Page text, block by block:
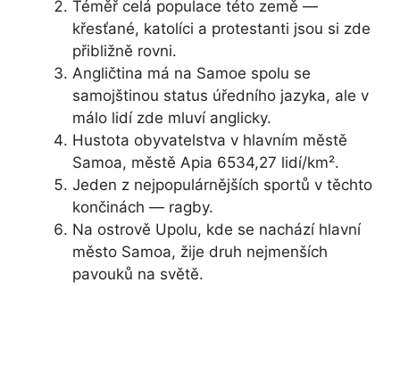
Téměř celá populace této země —
křesťané, katolíci a protestanti jsou si zde
přibližně rovni.
Angličtina má na Samoe spolu se
samojštinou status úředního jazyka, ale v
málo lidí zde mluví anglicky.
Hustota obyvatelstva v hlavním městě
Samoa, městě Apia 6534,27 lidí/km².
Jeden z nejpopulárnějších sportů v těchto
končinách — ragby.
Na ostrově Upolu, kde se nachází hlavní
město Samoa, žije druh nejmenších
pavouků na světě.